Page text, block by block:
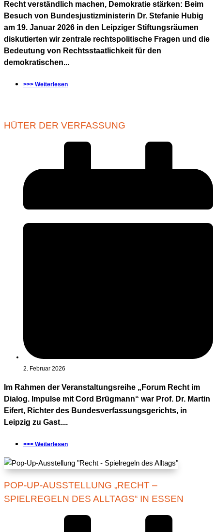
Recht verständlich machen, Demokratie stärken: Beim
Besuch von Bundesjustizministerin Dr. Stefanie Hubig
am 19. Januar 2026 in den Leipziger Stiftungsräumen
diskutierten wir zentrale rechtspolitische Fragen und die
Bedeutung von Rechtsstaatlichkeit für den
demokratischen...
>>> Weiterlesen
HÜTER DER VERFASSUNG
2. Februar 2026
Im Rahmen der Veranstaltungsreihe „Forum Recht im
Dialog. Impulse mit Cord Brügmann“ war Prof. Dr. Martin
Eifert, Richter des Bundesverfassungsgerichts, in
Leipzig zu Gast....
>>> Weiterlesen
POP-UP-AUSSTELLUNG „RECHT –
SPIELREGELN DES ALLTAGS“ IN ESSEN